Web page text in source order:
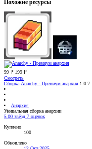
Похожие ресурсы
99 ₽ 199 ₽
Смотреть
Сборка Anarchy - Премиум анархия 1.0.7
Анархия
Уникальная сборка анархии
5.00 звёзд 7 оценок
Куплено
100
Обновлено